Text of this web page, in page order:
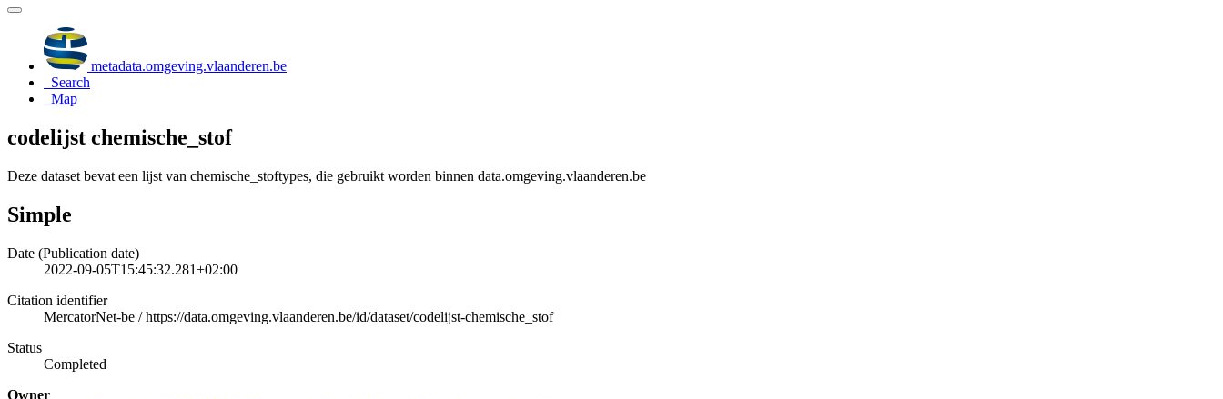
metadata.omgeving.vlaanderen.be
Search
Map
codelijst chemische_stof
Deze dataset bevat een lijst van chemische_stoftypes, die gebruikt worden binnen data.omgeving.vlaanderen.be
Simple
Date (Publication date)
2022-09-05T15:45:32.281+02:00
Citation identifier
MercatorNet-be /https://data.omgeving.vlaanderen.be/id/dataset/codelijst-chemische_stof
Status
Completed
Owner